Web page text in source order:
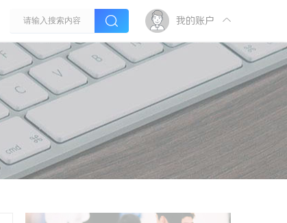
我的账户